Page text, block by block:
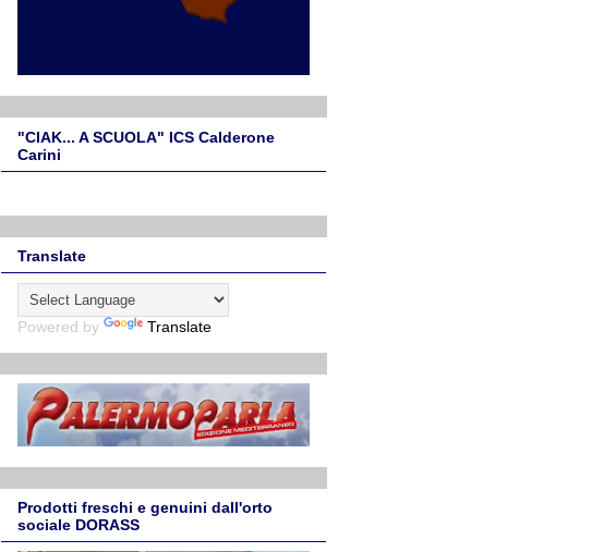
"CIAK... A SCUOLA" ICS Calderone
Carini
Translate
Powered by Translate
Prodotti freschi e genuini dall'orto
sociale DORASS